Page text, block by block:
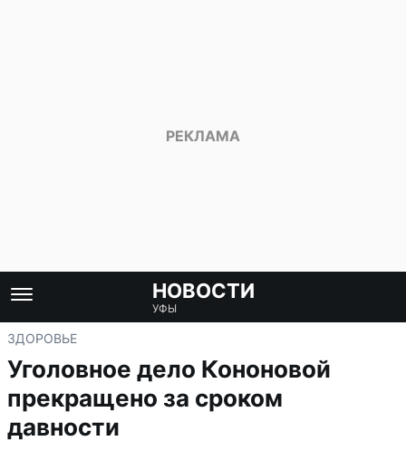
НОВОСТИ
УФЫ
ЗДОРОВЬЕ
Уголовное дело Кононовой
прекращено за сроком
давности